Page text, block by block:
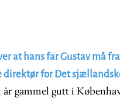
at hans far Gustav må
for Det
gammel gutt i